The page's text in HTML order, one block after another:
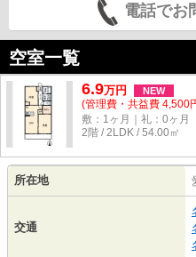
電話でお
空室一覧
6.9万円 NEW
(管理費・共益費 4,500
敷：1ヶ月｜礼：0ヶ月
2階 / 2LDK / 54.00㎡
所在地
交通